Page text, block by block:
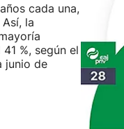
cada una,
la
%, según el
junio de